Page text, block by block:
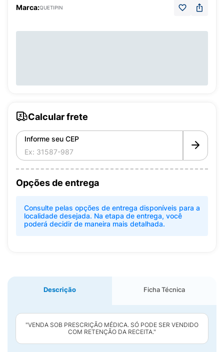
Marca:QUETIPIN
Calcular frete
Informe seu CEP
Opções de entrega
Consulte pelas opções de entrega disponíveis para a
localidade desejada. Na etapa de entrega, você
poderá decidir de maneira mais detalhada.
Descrição Ficha Técnica
"VENDA SOB PRESCRIÇÃO MÉDICA. SÓ PODE SER VENDIDO
COM RETENÇÃO DA RECEITA."